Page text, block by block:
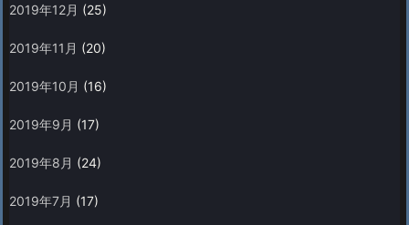
2019年12月 (25)
2019年11月 (20)
2019年10月 (16)
2019年9月 (17)
2019年8月 (24)
2019年7月 (17)